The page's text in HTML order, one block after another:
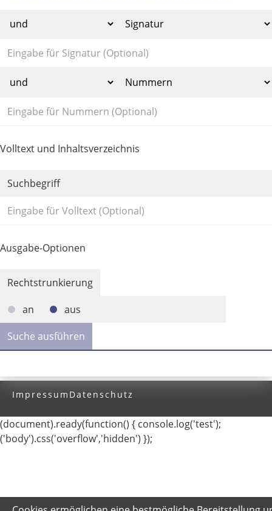
Volltext und Inhaltsverzeichnis
Suchbegriff
Ausgabe-Optionen
Rechtstrunkierung
an
aus
Impressum Datenschutz
(document).ready(function() { console.log('test');
('body').css('overflow','hidden') });